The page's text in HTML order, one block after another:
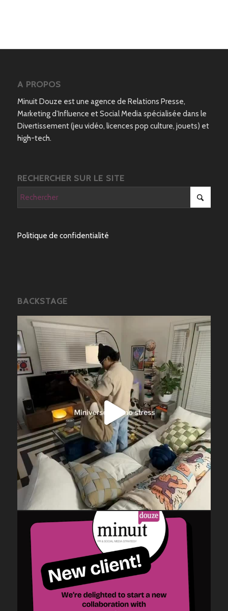
A PROPOS
Minuit Douze est une agence de Relations Presse,
Marketing d’Influence et Social Media spécialisée dans le
Divertissement (jeu vidéo, licences pop culture, jouets) et
high-tech.
RECHERCHER SUR LE SITE
Politique de confidentialité
BACKSTAGE